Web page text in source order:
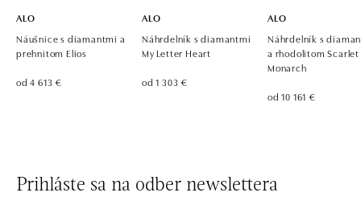
ALO
Náušnice s diamantmi a
prehnitom Elios
od 4 613 €
ALO
Náhrdelník s diamantmi
My Letter Heart
od 1 303 €
ALO
Náhrdelník s
a rhodolitom Scarlet
Monarch
od 10 161 €
Prihláste sa na odber newslettera